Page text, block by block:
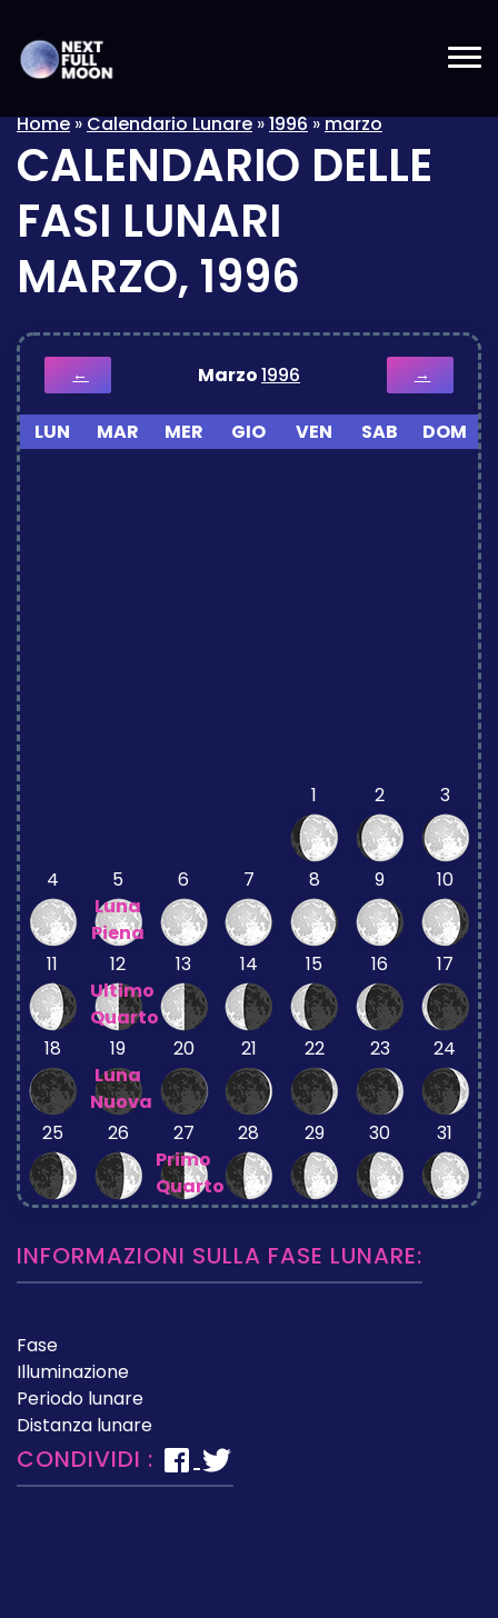
Home»Calendario Lunare»1996»marzo
CALENDARIO DELLE
FASI LUNARI
MARZO, 1996
← Marzo1996 →
LUN MAR MER GIO VEN SAB DOM
1 2 3
4
5
Luna
Piena
6 7 8 9 10
11
12
Ultimo
Quarto
13 14 15 16 17
18
19
Luna
Nuova
20 21 22 23 24
25 26
27
Primo
Quarto
28 29 30 31
INFORMAZIONI SULLA FASE LUNARE:
Fase
Illuminazione
Periodo lunare
Distanza lunare
CONDIVIDI :